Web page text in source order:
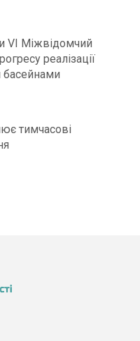
VІ Міжвідомчий
реалізації
басейнами
тимчасові